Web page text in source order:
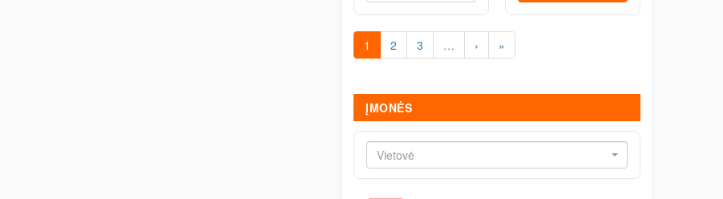
1 2 3 … › »
ĮMONĖS
Vietovė